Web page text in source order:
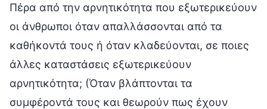
Πέρα από την αρνητικότητα που εξωτερικεύουν
οι άνθρωποι όταν απαλλάσσονται από τα
καθήκοντά τους ή όταν κλαδεύονται, σε ποιες
άλλες καταστάσεις εξωτερικεύουν
αρνητικότητα; (Όταν βλάπτονται τα
συμφέροντά τους και θεωρούν πως έχουν